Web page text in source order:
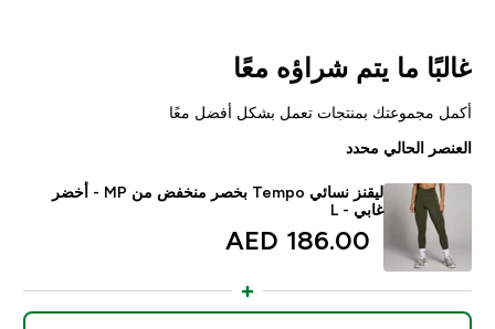
غالبًا ما يتم شراؤه معًا
أكمل مجموعتك بمنتجات تعمل بشكل أفضل معًا
العنصر الحالي محدد
ليقنز نسائي Tempo بخصر منخفض من MP - أخضر
غابي - L
186.00 AED‎